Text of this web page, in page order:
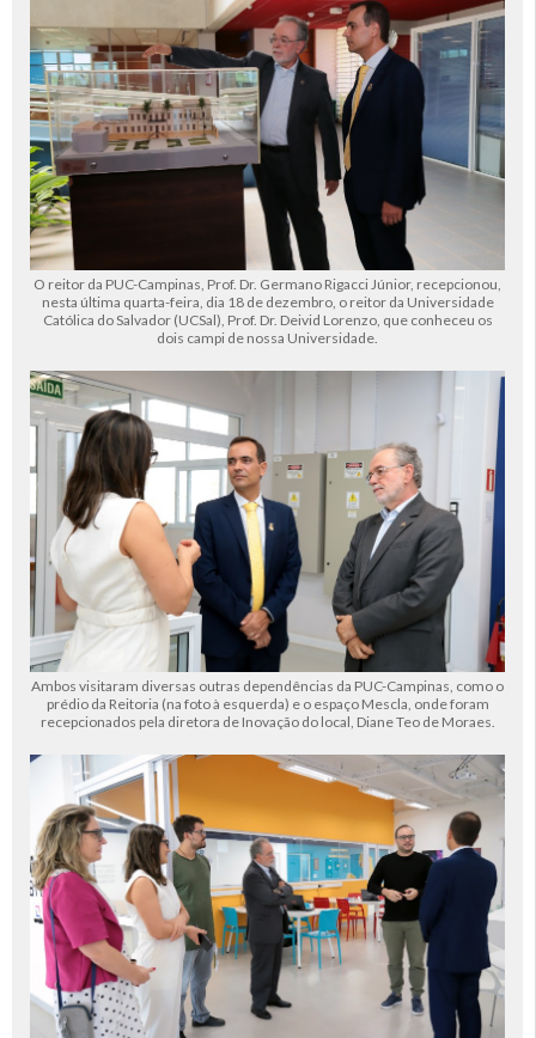
O reitor da PUC-Campinas, Prof. Dr. Germano Rigacci Júnior, recepcionou,
nesta última quarta-feira, dia 18 de dezembro, o reitor da Universidade
Católica do Salvador (UCSal), Prof. Dr. Deivid Lorenzo, que conheceu os
dois campi de nossa Universidade.
Ambos visitaram diversas outras dependências da PUC-Campinas, como o
prédio da Reitoria (na foto à esquerda) e o espaço Mescla, onde foram
recepcionados pela diretora de Inovação do local, Diane Teo de Moraes.